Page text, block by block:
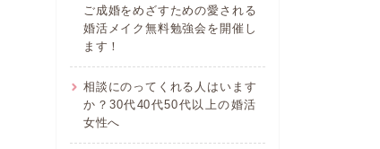
ご成婚をめざすための愛される
婚活メイク無料勉強会を開催し
ます！
相談にのってくれる人はいます
か？30代40代50代以上の婚活
女性へ